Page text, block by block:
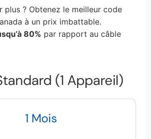
plus ? Obtenez le meilleur code
à un prix imbattable.
80% par rapport au câble
(1 Appareil)
1 Mois